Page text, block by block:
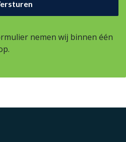
nemen wij binnen één